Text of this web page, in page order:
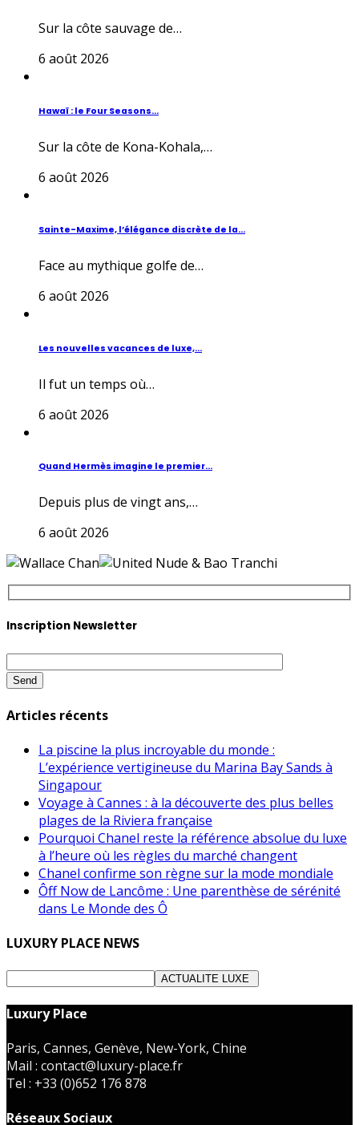
Sur la côte sauvage de…
6 août 2026
Hawaï : le Four Seasons...
Sur la côte de Kona-Kohala,…
6 août 2026
Sainte-Maxime, l’élégance discrète de la...
Face au mythique golfe de…
6 août 2026
Les nouvelles vacances de luxe,...
Il fut un temps où…
6 août 2026
Quand Hermès imagine le premier...
Depuis plus de vingt ans,…
6 août 2026
Inscription Newsletter
Articles récents
La piscine la plus incroyable du monde :
L’expérience vertigineuse du Marina Bay Sands à
Singapour
Voyage à Cannes : à la découverte des plus belles
plages de la Riviera française
Pourquoi Chanel reste la référence absolue du luxe
à l’heure où les règles du marché changent
Chanel confirme son règne sur la mode mondiale
Ôff Now de Lancôme : Une parenthèse de sérénité
dans Le Monde des Ô
LUXURY PLACE NEWS
Luxury Place
Paris, Cannes, Genève, New-York, Chine
Mail : contact@luxury-place.fr
Tel : +33 (0)652 176 878
Réseaux Sociaux